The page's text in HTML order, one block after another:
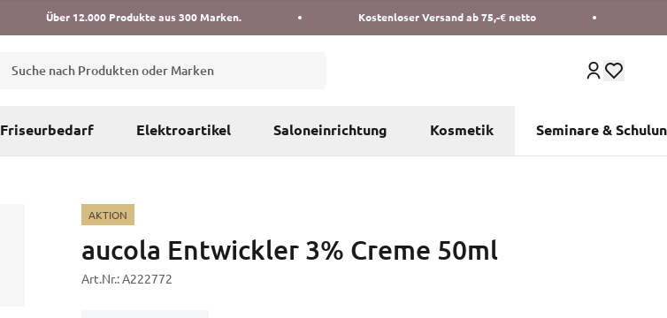
Über 12.000 Produkte aus 300 Marken. Kostenloser Versand ab 75,-€ netto
Suche nach Produkten oder Marken
Friseurbedarf Elektroartikel Saloneinrichtung Kosmetik Seminare &
AKTION
aucola Entwickler 3% Creme 50ml
Art.Nr.:A222772